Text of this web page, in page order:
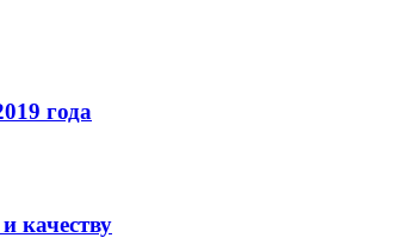
года
качеству